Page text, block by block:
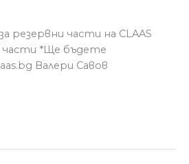
резервни части на CLAAS
части *Ще бъдете
Валери Савов